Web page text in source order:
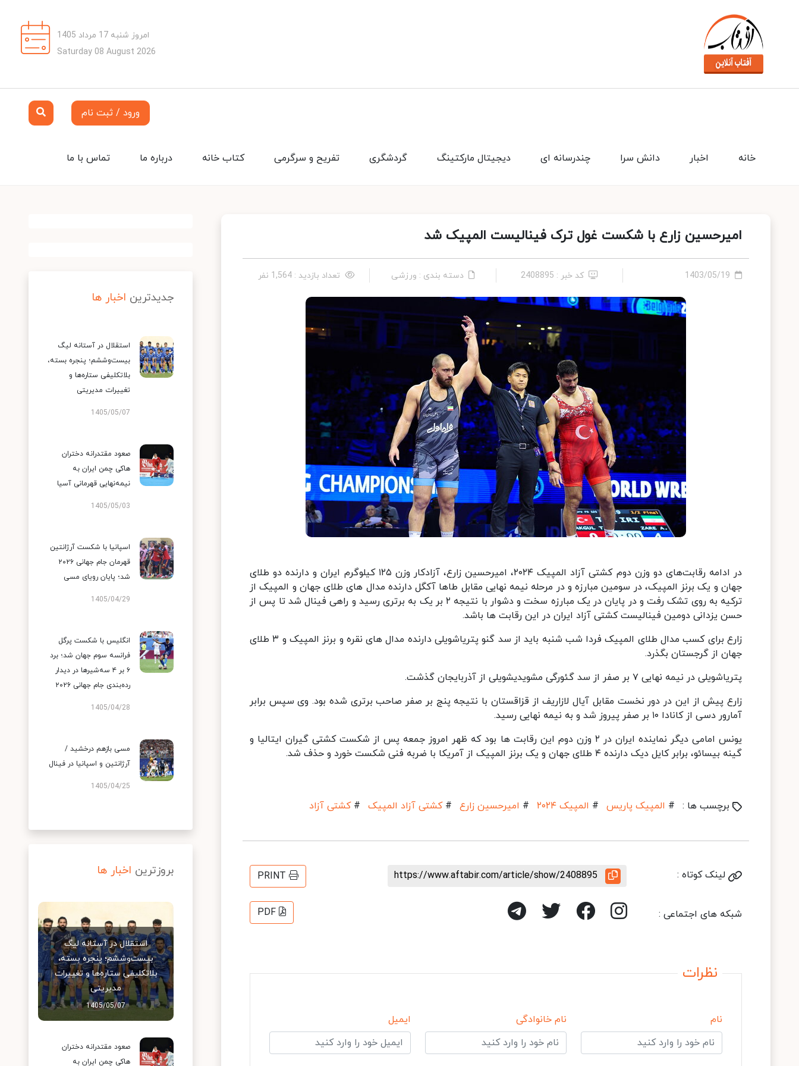
امروز شنبه 17 مرداد 1405
Saturday 08 August 2026
ورود / ثبت نام
تماس با ما درباره ما کتاب خانه تفریح و سرگرمی گردشگری دیجیتال مارکتینگ چندرسانه ای دانش سرا اخبار خانه
امیرحسین زارع با شکست غول ترک فینالیست المپیک شد
1403/05/19 کد خبر : 2408895 دسته بندی : ورزشی تعداد بازدید : 1,564 نفر
در ادامه رقابت‌های دو وزن دوم کشتی آزاد المپیک ۲۰۲۴، امیرحسین زارع، آزادکار وزن ۱۲۵ کیلوگرم ایران و دارنده دو طلای
جهان و یک برنز المپیک، در سومین مبارزه و در مرحله نیمه نهایی مقابل طاها آکگل دارنده مدال های طلای جهان و المپیک از
ترکیه به روی تشک رفت و در پایان در یک مبارزه سخت و دشوار با نتیجه ۲ بر یک به برتری رسید و راهی فینال شد تا پس از
حسن یزدانی دومین فینالیست کشتی آزاد ایران در این رقابت ها باشد.
زارع برای کسب مدال طلای المپیک فردا شب شنبه باید از سد گنو پتریاشویلی دارنده مدال های نقره و برنز المپیک و ۳ طلای
جهان از گرجستان بگذرد.
پتریاشویلی در نیمه نهایی ۷ بر صفر از سد گئورگی مشویدیشویلی از آذربایجان گذشت.
زارع پیش از این در دور نخست مقابل آیال لازاریف از قزاقستان با نتیجه پنج بر صفر صاحب برتری شده بود. وی سپس برابر
آمارور دسی از کانادا ۱۰ بر صفر پیروز شد و به نیمه نهایی رسید.
یونس امامی دیگر نماینده ایران در ۲ وزن دوم این رقابت ها بود که ظهر امروز جمعه پس از شکست کشتی گیران ایتالیا و
گینه بیسائو، برابر کایل دیک دارنده ۴ طلای جهان و یک برنز المپیک از آمریکا با ضربه فنی شکست خورد و حذف شد.
برچسب ها : # المپیک پاریس # المپیک ۲۰۲۴ # امیرحسین زارع # کشتی آزاد المپیک # کشتی آزاد
لینک کوتاه : https://www.aftabir.com/article/show/2408895
PRINT
شبکه های اجتماعی : PDF
نظرات
نام نام خانوادگی ایمیل
جدیدترین اخبار ها
استقلال در آستانه لیگ
بیست‌وششم؛ پنجره بسته،
بلاتکلیفی ستاره‌ها و
تغییرات مدیریتی
1405/05/07
صعود مقتدرانه دختران
هاکی چمن ایران به
نیمه‌نهایی قهرمانی آسیا
1405/05/03
اسپانیا با شکست آرژانتین
قهرمان جام جهانی ۲۰۲۶
شد؛ پایان رویای مسی
1405/04/29
انگلیس با شکست پرگل
فرانسه سوم جهان شد؛ برد
۶ بر ۴ سه‌شیرها در دیدار
رده‌بندی جام جهانی ۲۰۲۶
1405/04/28
مسی بازهم درخشید /
آرژانتین و اسپانیا در فینال
1405/04/25
بروزترین اخبار ها
استقلال در آستانه لیگ
بیست‌وششم؛ پنجره بسته،
بلاتکلیفی ستاره‌ها و تغییرات
مدیریتی
1405/05/07
صعود مقتدرانه دختران
هاکی چمن ایران به